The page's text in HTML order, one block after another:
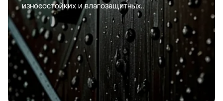
износостойких и влагозащитных.